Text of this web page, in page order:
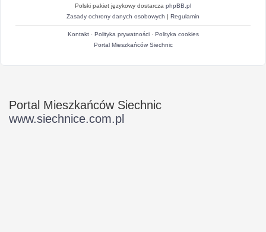
Polski pakiet językowy dostarcza phpBB.pl
Zasady ochrony danych osobowych | Regulamin
Kontakt· Polityka prywatności· Polityka cookies
Portal Mieszkańców Siechnic
Portal Mieszkańców Siechnic
www.siechnice.com.pl